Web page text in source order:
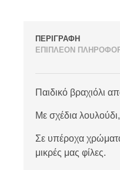
ΠΕΡΙΓΡΑΦΗ
ΕΠΙΠΛΕΟΝ
Παιδικό βραχιόλι
Με σχέδια
Σε υπέροχα
μικρές μας φίλες.